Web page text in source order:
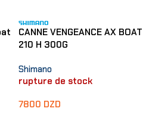
CANNE VENGEANCE AX BOAT
210 H 300G
Shimano
rupture de stock
7800 DZD